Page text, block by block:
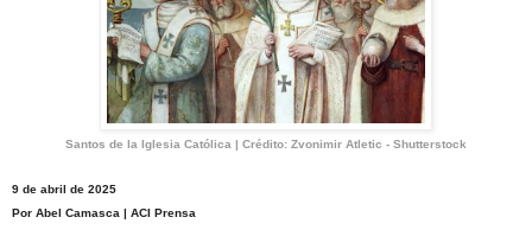
Santos de la Iglesia Católica | Crédito: Zvonimir Atletic - Shutterstock
9 de abril de 2025
Por Abel Camasca | ACI Prensa